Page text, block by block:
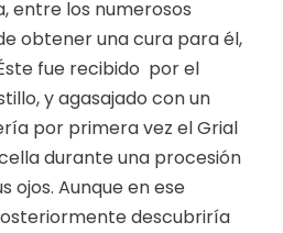
entre los numerosos
obtener una cura para él,
fue recibido por el
y agasajado con un
por primera vez el Grial
durante una procesión
ojos. Aunque en ese
descubriría